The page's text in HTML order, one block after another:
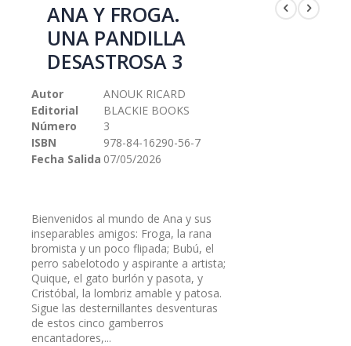
comienzo
imágenes
ANA Y FROGA.
UNA PANDILLA
DESASTROSA 3
Autor
ANOUK RICARD
Editorial
BLACKIE BOOKS
Número
3
ISBN
978-84-16290-56-7
Fecha Salida 07/05/2026
Bienvenidos al mundo de Ana y sus
inseparables amigos: Froga, la rana
bromista y un poco flipada; Bubú, el
perro sabelotodo y aspirante a artista;
Quique, el gato burlón y pasota, y
Cristóbal, la lombriz amable y patosa.
Sigue las desternillantes desventuras
de estos cinco gamberros
encantadores,...